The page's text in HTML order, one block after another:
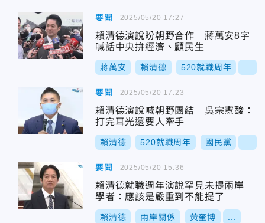
要聞
賴清德演說盼朝野合作 蔣萬安8字
喊話中央拚經濟、顧民生
蔣萬安 賴清德 520就職周年
2025/05/20 17:27
要聞
賴清德演說喊朝野團結 吳宗憲酸：
打完耳光還要人牽手
賴清德 520就職周年 國民黨
2025/05/20 17:23
要聞
賴清德就職週年演說罕見未提兩岸
學者：應該是嚴重到不能提了
賴清德 兩岸關係 黃奎博
2025/05/20 15:36